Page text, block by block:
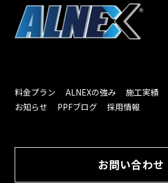
料金プラン ALNEXの強み 施工実績
お知らせ
PPFブログ 採用情報
お問い合わせ